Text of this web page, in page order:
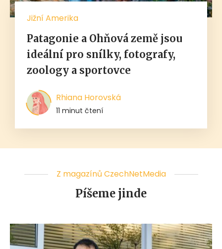
Jižní Amerika
Patagonie a Ohňová země jsou
ideální pro snílky, fotografy,
zoology a sportovce
Rhiana Horovská
11 minut čtení
Z magazínů CzechNetMedia
Píšeme jinde